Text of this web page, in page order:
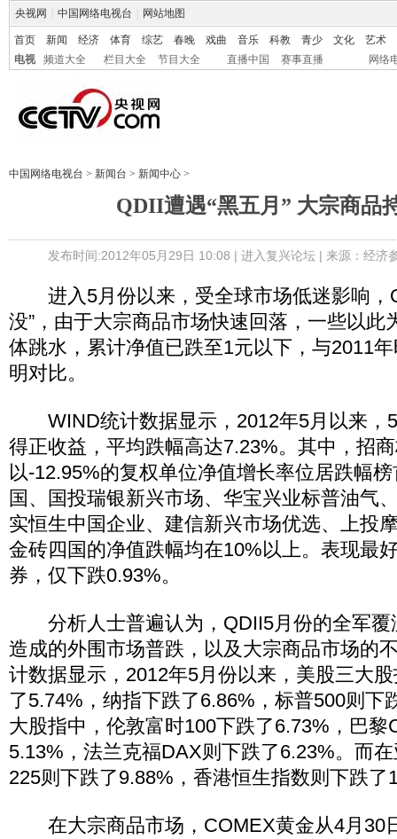
央视网 中国网络电视台 网站地图
首页 新闻 经济 体育 综艺 春晚 戏曲 音乐 科教 青少 文化
艺术
电视
频道大全 栏目大全 节目大全 直播中国 赛事直播 网络
中国网络电视台 > 新闻台 > 新闻中心 >
QDII遭遇“黑五月” 大宗商品
发布时间:2012年05月29日 10:08 | 进入复兴论坛| 来源：经济
进入5月份以来，受全球市场低迷影响，
没”，由于大宗商品市场快速回落，一些以此
体跳水，累计净值已跌至1元以下，与2011
明对比。
WIND统计数据显示，2012年5月以来，
得正收益，平均跌幅高达7.23%。其中，招
以-12.95%的复权单位净值增长率位居跌幅
国、国投瑞银新兴市场、华宝兴业标普油气
实恒生中国企业、建信新兴市场优选、上投
金砖四国的净值跌幅均在10%以上。表现最
券，仅下跌0.93%。
分析人士普遍认为，QDII5月份的全军覆
造成的外围市场普跌，以及大宗商品市场的
计数据显示，2012年5月份以来，美股三大
了5.74%，纳指下跌了6.86%，标普500则下
大股指中，伦敦富时100下跌了6.73%，巴黎
5.13%，法兰克福DAX则下跌了6.23%。而
225则下跌了9.88%，香港恒生指数则下跌了
在大宗商品市场，COMEX黄金从4月30